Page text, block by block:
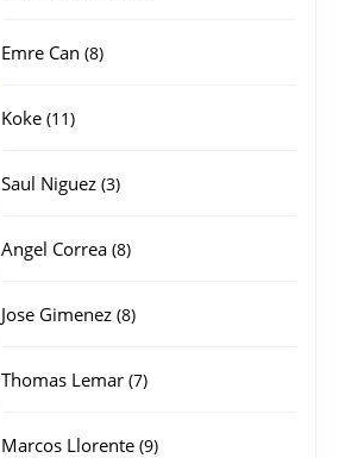
Emre Can 88
Koke 1111
Saul Niguez 33
Angel Correa 88
Jose Gimenez 88
Thomas Lemar 77
Marcos Llorente 99